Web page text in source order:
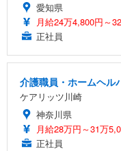
愛知県
月給24万4,800円～
正社員
介護職員・ホームヘル
ケアリッツ川崎
神奈川県
月給28万円～31万
正社員